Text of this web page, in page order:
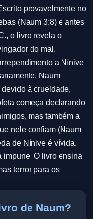
provavelmente no
(Naum 3:8) e antes
o livro revela o
do mal.
a Nínive
Naum
à crueldade,
começa declarando
mas também a
nele confiam (Naum
de Nínive é vívida,
impune. O livro ensina
terror para os
de Naum?